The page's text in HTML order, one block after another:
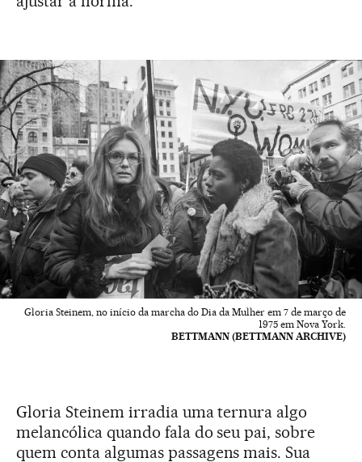
Gloria Steinem, no início da marcha do Dia da Mulher em 7 de março de
1975 em Nova York.
BETTMANN (BETTMANN ARCHIVE)
Gloria Steinem irradia uma ternura algo
melancólica quando fala do seu pai, sobre
quem conta algumas passagens mais. Sua